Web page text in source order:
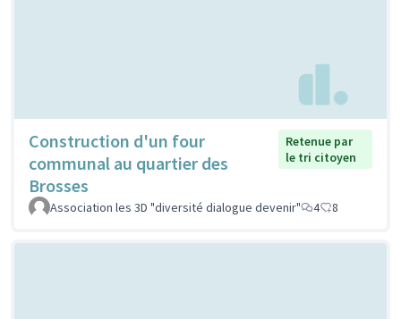
Construction d'un four
communal au quartier des
Brosses
Retenue par
le tri citoyen
Association les 3D "diversité dialogue devenir" 4 8